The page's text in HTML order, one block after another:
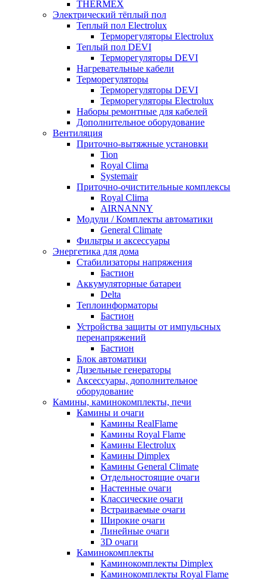
THERMEX
Электрический тёплый пол
Теплый пол Electrolux
Терморегуляторы Electrolux
Теплый пол DEVI
Терморегуляторы DEVI
Нагревательные кабели
Терморегуляторы
Терморегуляторы DEVI
Терморегуляторы Electrolux
Наборы ремонтные для кабелей
Дополнительное оборудование
Вентиляция
Приточно-вытяжные установки
Tion
Royal Clima
Systemair
Приточно-очистительные комплексы
Royal Clima
AIRNANNY
Модули / Комплекты автоматики
General Climate
Фильтры и аксессуары
Энергетика для дома
Стабилизаторы напряжения
Бастион
Аккумуляторные батареи
Delta
Теплоинформаторы
Бастион
Устройства защиты от импульсных
перенапряжений
Бастион
Блок автоматики
Дизельные генераторы
Аксессуары, дополнительное
оборудование
Камины, каминокомплекты, печи
Камины и очаги
Камины RealFlame
Камины Royal Flame
Камины Electrolux
Камины Dimplex
Камины General Climate
Отдельностоящие очаги
Настенные очаги
Классические очаги
Встраиваемые очаги
Широкие очаги
Линейные очаги
3D очаги
Каминокомплекты
Каминокомплекты Dimplex
Каминокомплекты Royal Flame